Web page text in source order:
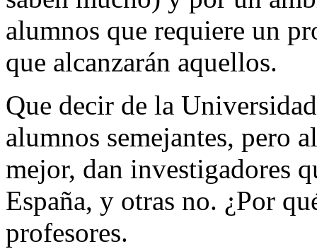
alumnos que requiere un
que alcanzarán aquellos.
Que decir de la
alumnos semejantes, pero
mejor, dan investigadores
España, y otras no. ¿Por
profesores.